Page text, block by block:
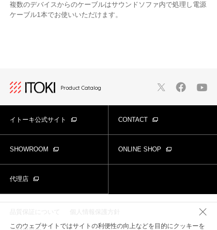
複数のデバイスからのケーブルはサウンドソファ内で処理し電源
ケーブル1本でお使いいただけます。
Product Catalog
イトーキ公式サイト CONTACT
SHOWROOM ONLINE SHOP
代理店
品質保証について 個人情報保護方針
このウェブサイトではサイトの利便性の向上などを目的にクッキーを